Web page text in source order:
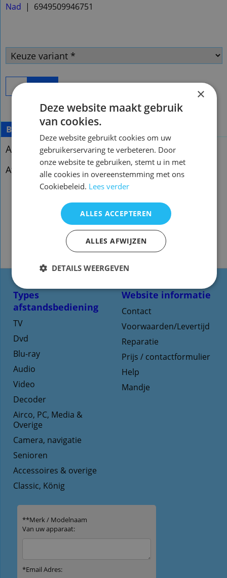
Nad 6949509946751
Beschrijving Meer
Afstandsbediening Nad t550
Afstandsbediening Nad t550
Website informatie
Contact
Voorwaarden/Levertijd
Reparatie
Prijs / contactformulier
Help
Mandje
Types
afstandsbediening
TV
Dvd
Blu-ray
Audio
Video
Decoder
Airco, PC, Media &
Overige
Camera, navigatie
Senioren
Accessoires & overige
Classic, König
×
Deze website maakt gebruik
van cookies.
Deze website gebruikt cookies om uw
gebruikerservaring te verbeteren. Door
onze website te gebruiken, stemt u in met
alle cookies in overeenstemming met ons
Cookiebeleid. Lees verder
ALLES ACCEPTEREN
ALLES AFWIJZEN
DETAILS WEERGEVEN